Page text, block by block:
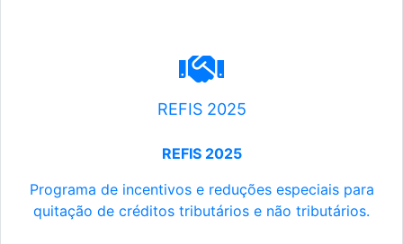
REFIS 2025
REFIS 2025
Programa de incentivos e reduções especiais para
quitação de créditos tributários e não tributários.